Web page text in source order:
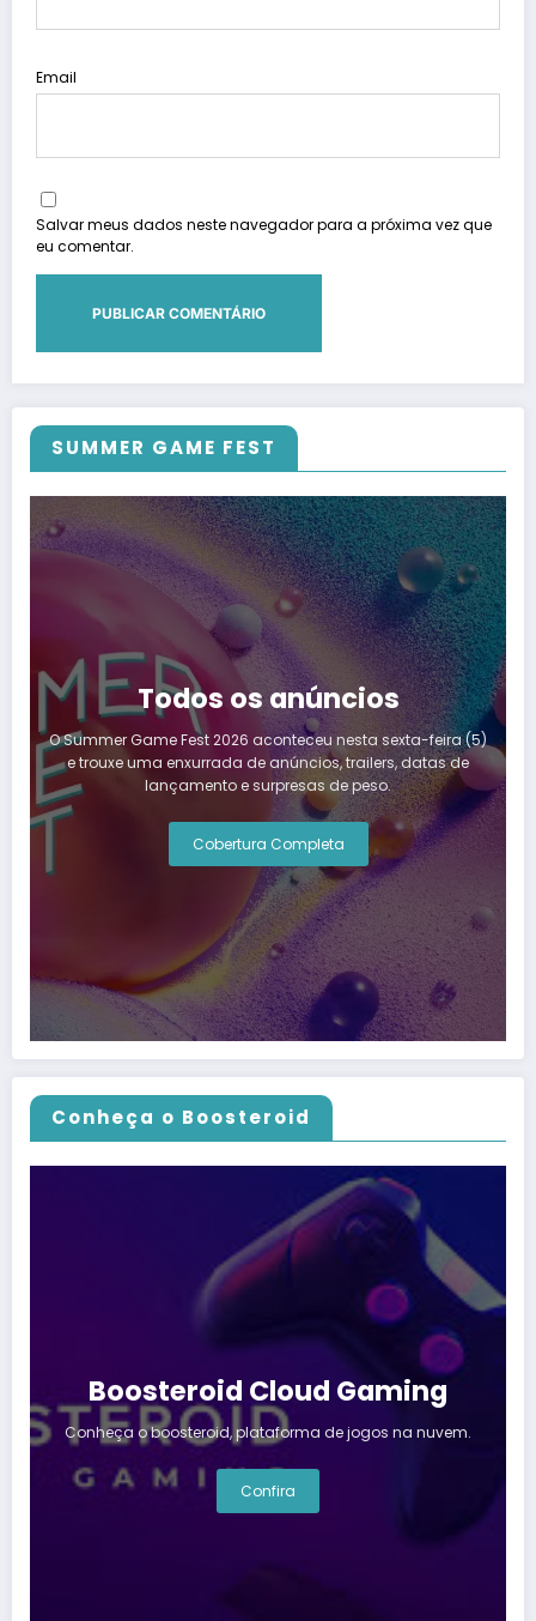
Email
Salvar meus dados neste navegador para a próxima vez que
eu comentar.
SUMMER GAME FEST
Todos os anúncios
O Summer Game Fest 2026 aconteceu nesta sexta-feira (5)
e trouxe uma enxurrada de anúncios, trailers, datas de
lançamento e surpresas de peso.
Cobertura Completa
Conheça o Boosteroid
Boosteroid Cloud Gaming
Conheça o boosteroid, plataforma de jogos na nuvem.
Confira